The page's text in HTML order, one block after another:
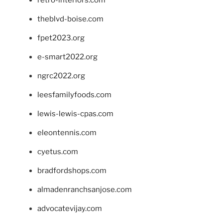
theblvd-boise.com
fpet2023.org
e-smart2022.org
ngrc2022.org
leesfamilyfoods.com
lewis-lewis-cpas.com
eleontennis.com
cyetus.com
bradfordshops.com
almadenranchsanjose.com
advocatevijay.com